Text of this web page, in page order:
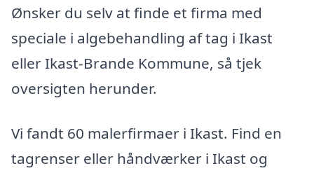
Ønsker du selv at finde et firma med
speciale i algebehandling af tag i Ikast
eller Ikast-Brande Kommune, så tjek
oversigten herunder.
Vi fandt 60 malerfirmaer i Ikast. Find en
tagrenser eller håndværker i Ikast og